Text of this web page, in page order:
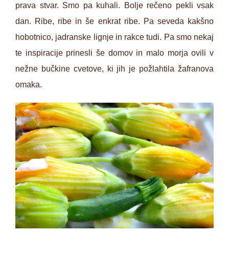
prava stvar. Smo pa kuhali. Bolje rečeno pekli vsak
dan. Ribe, ribe in še enkrat ribe. Pa seveda kakšno
hobotnico, jadranske lignje in rakce tudi. Pa smo nekaj
te inspiracije prinesli še domov in malo morja ovili v
nežne bučkine cvetove, ki jih je požlahtila žafranova
omaka.